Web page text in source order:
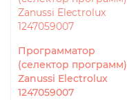
Программатор
(селектор программ)
Zanussi Electrolux
1247059007